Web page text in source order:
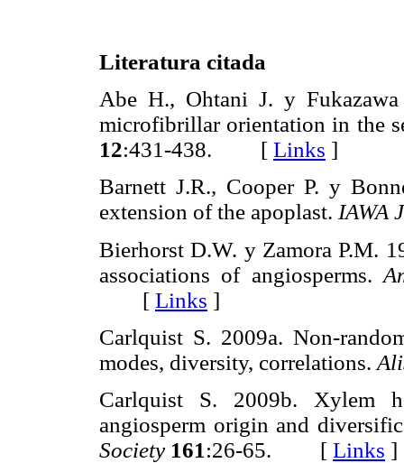
Literatura citada
Abe H., Ohtani J. y
microfibrillar orientation in the
12:431-438. [ Links ]
Barnett J.R., Cooper P. y
extension of the apoplast. IAWA
Bierhorst D.W. y Zamora P.M.
associations of angiosperms.
[ Links ]
Carlquist S. 2009a. Non-
modes, diversity, correlations.
Carlquist S. 2009b. Xylem
angiosperm origin and
Society 161:26-65. [ Links ]